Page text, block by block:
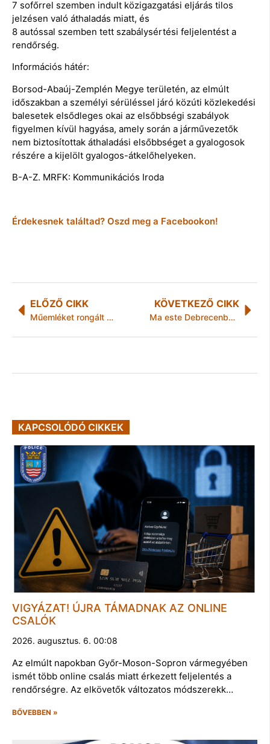
7 sofőrrel szemben indult közigazgatási eljárás tilos
jelzésen való áthaladás miatt, és
8 autóssal szemben tett szabálysértési feljelentést a
rendőrség.
Információs hátér:
Borsod-Abaúj-Zemplén Megye területén, az elmúlt
időszakban a személyi sérüléssel járó közúti közlekedési
balesetek elsődleges okai az elsőbbségi szabályok
figyelmen kívül hagyása, amely során a járművezetők
nem biztosítottak áthaladási elsőbbséget a gyalogosok
részére a kijelölt gyalogos-átkelőhelyeken.
B-A-Z. MRFK: Kommunikációs Iroda
Érdekesnek találtad? Oszd meg a Facebookon!
ELŐZŐ CIKK
Műemléket rongált meg egy ittas férfi Múcsonyban
KÖVETKEZŐ CIKK
Ma este Debrecenben koncertezik a Tankcsapda
KAPCSOLÓDÓ CIKKEK
VIGYÁZAT! ÚJRA TÁMADNAK AZ ONLINE
CSALÓK
2026. augusztus. 6. 00:08
Az elmúlt napokban Győr-Moson-Sopron vármegyében
ismét több online csalás miatt érkezett feljelentés a
rendőrségre. Az elkövetők változatos módszerekk…
BŐVEBBEN »